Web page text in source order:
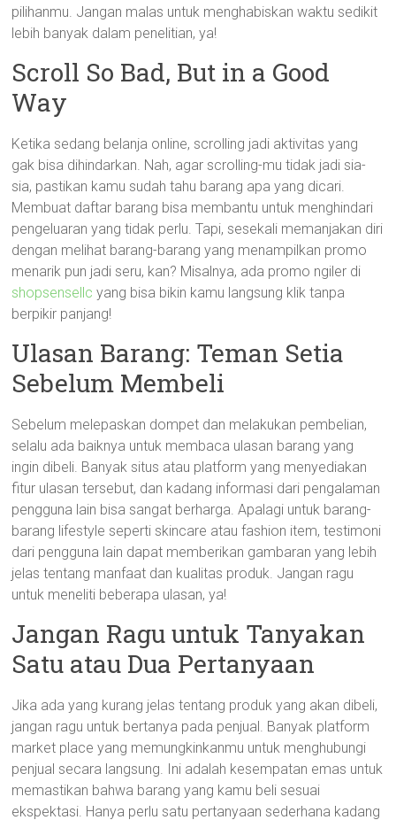
pilihanmu. Jangan malas untuk menghabiskan waktu sedikit
lebih banyak dalam penelitian, ya!
Scroll So Bad, But in a Good
Way
Ketika sedang belanja online, scrolling jadi aktivitas yang
gak bisa dihindarkan. Nah, agar scrolling-mu tidak jadi sia-
sia, pastikan kamu sudah tahu barang apa yang dicari.
Membuat daftar barang bisa membantu untuk menghindari
pengeluaran yang tidak perlu. Tapi, sesekali memanjakan diri
dengan melihat barang-barang yang menampilkan promo
menarik pun jadi seru, kan? Misalnya, ada promo ngiler di
shopsensellc yang bisa bikin kamu langsung klik tanpa
berpikir panjang!
Ulasan Barang: Teman Setia
Sebelum Membeli
Sebelum melepaskan dompet dan melakukan pembelian,
selalu ada baiknya untuk membaca ulasan barang yang
ingin dibeli. Banyak situs atau platform yang menyediakan
fitur ulasan tersebut, dan kadang informasi dari pengalaman
pengguna lain bisa sangat berharga. Apalagi untuk barang-
barang lifestyle seperti skincare atau fashion item, testimoni
dari pengguna lain dapat memberikan gambaran yang lebih
jelas tentang manfaat dan kualitas produk. Jangan ragu
untuk meneliti beberapa ulasan, ya!
Jangan Ragu untuk Tanyakan
Satu atau Dua Pertanyaan
Jika ada yang kurang jelas tentang produk yang akan dibeli,
jangan ragu untuk bertanya pada penjual. Banyak platform
market place yang memungkinkanmu untuk menghubungi
penjual secara langsung. Ini adalah kesempatan emas untuk
memastikan bahwa barang yang kamu beli sesuai
ekspektasi. Hanya perlu satu pertanyaan sederhana kadang